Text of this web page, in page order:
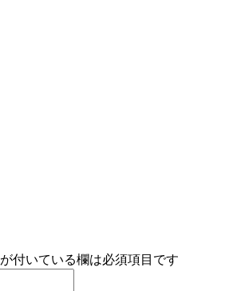
が付いている欄は必須項目です